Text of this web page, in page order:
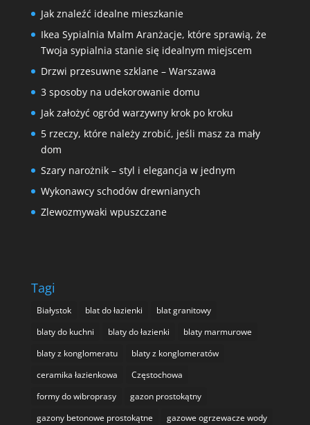
Jak znaleźć idealne mieszkanie
Ikea Sypialnia Malm Aranżacje, które sprawią, że
Twoja sypialnia stanie się idealnym miejscem
Drzwi przesuwne szklane – Warszawa
3 sposoby na udekorowanie domu
Jak założyć ogród warzywny krok po kroku
5 rzeczy, które należy zrobić, jeśli masz za mały
dom
Szary narożnik – styl i elegancja w jednym
Wykonawcy schodów drewnianych
Zlewozmywaki wpuszczane
Tagi
Białystok blat do łazienki
blat granitowy
blaty do kuchni
blaty do łazienki
blaty marmurowe
blaty z konglomeratu
blaty z konglomeratów
ceramika łazienkowa
Częstochowa
formy do wibroprasy
gazon prostokątny
gazony betonowe prostokątne
gazowe ogrzewacze wody